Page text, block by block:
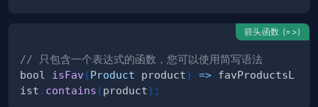
箭头函数 (=>)
// 只包含一个表达式的函数，您可以使用简写语法
bool isFav (Product product) => favProductsL
ist . contains (product) ;